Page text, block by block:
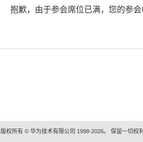
抱歉，由于参会席位已满，您的参
版权所有 © 华为技术有限公司 1998-2026。 保留一切权